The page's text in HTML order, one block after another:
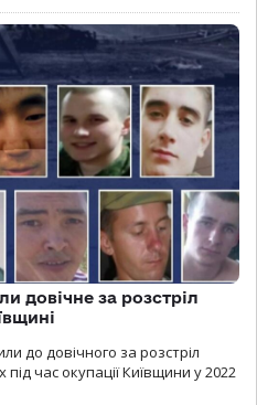
довічне за розстріл
до довічного за розстріл
час окупації Київщини у 2022